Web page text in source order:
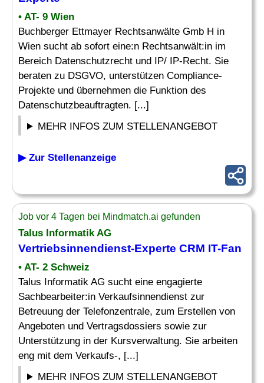
• AT- 9 Wien
Buchberger Ettmayer Rechtsanwälte Gmb H in
Wien sucht ab sofort eine:n Rechtsanwält:in im
Bereich Datenschutzrecht und IP/ IP-Recht. Sie
beraten zu DSGVO, unterstützen Compliance-
Projekte und übernehmen die Funktion des
Datenschutzbeauftragten. [...]
MEHR INFOS ZUM STELLENANGEBOT
▶ Zur Stellenanzeige
Job vor 4 Tagen bei Mindmatch.ai gefunden
Talus Informatik AG
Vertriebsinnendienst-Experte CRM IT-Fan
• AT- 2 Schweiz
Talus Informatik AG sucht eine engagierte
Sachbearbeiter:in Verkaufsinnendienst zur
Betreuung der Telefonzentrale, zum Erstellen von
Angeboten und Vertragsdossiers sowie zur
Unterstützung in der Kursverwaltung. Sie arbeiten
eng mit dem Verkaufs-, [...]
MEHR INFOS ZUM STELLENANGEBOT